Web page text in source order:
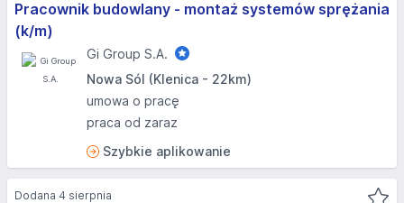
Pracownik budowlany - montaż systemów sprężania
(k/m)
Gi Group S.A.
Nowa Sól (Klenica - 22km)
umowa o pracę
praca od zaraz
Szybkie aplikowanie
Dodana 4 sierpnia